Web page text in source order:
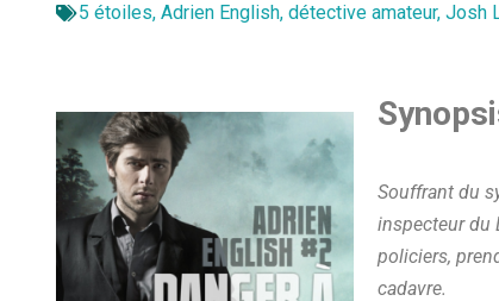
5 étoiles, Adrien English, détective amateur, Josh
Souffrant du
inspecteur du
policiers,
cadavre.